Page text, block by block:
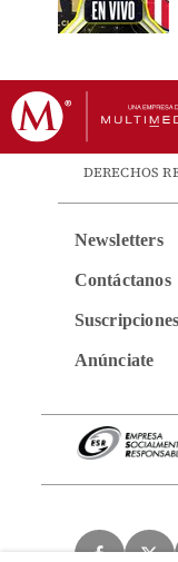
DERECHOS
Newsletters
Contáctanos
Suscripciones
Anúnciate